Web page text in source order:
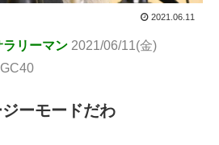
2021.06.11
リーマン 2021/06/11(金)
ーモードだわ